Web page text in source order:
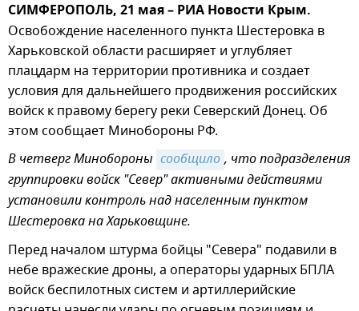
СИМФЕРОПОЛЬ, 21 мая – РИА Новости Крым.
Освобождение населенного пункта Шестеровка в
Харьковской области расширяет и углубляет
плацдарм на территории противника и создает
условия для дальнейшего продвижения российских
войск к правому берегу реки Северский Донец. Об
этом сообщает Минобороны РФ.
В четверг Минобороны сообщило, что подразделения
группировки войск "Север" активными действиями
установили контроль над населенным пунктом
Шестеровка на Харьковщине.
Перед началом штурма бойцы "Севера" подавили в
небе вражеские дроны, а операторы ударных БПЛА
войск беспилотных систем и артиллерийские